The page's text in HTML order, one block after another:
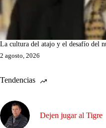
La cultura del atajo y el desafío del
2 agosto, 2026
Tendencias
Dejen jugar al Tigre